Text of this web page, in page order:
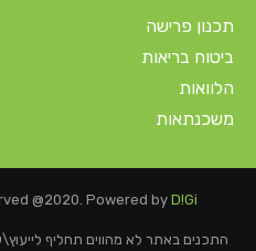
תכנון פרישה
ביטוח בריאות
הלוואות
משכנתאות
@2020. Powered by D!Gi
התכנים באתר לא מהווים תחליף